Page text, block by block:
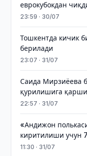
еврокубокдан
23:59 · 30/07
Тошкентда кичик
берилади
23:07 · 31/07
Саида Мирзиёева
қурилишига
22:57 · 31/07
«Андижон
киритилиши учун
11:30 · 31/07